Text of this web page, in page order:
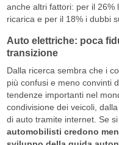
anche altri fattori: per il 26%
ricarica e per il 18% i dubbi
Auto elettriche: poca
transizione
Dalla ricerca sembra che i
più confusi e meno convinti
tendenze importanti nel
condivisione dei veicoli,
di auto tramite internet. Se
automobilisti credono